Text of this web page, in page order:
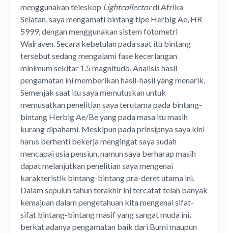
menggunakan teleskop Lightcollectordi Afrika
Selatan, saya mengamati bintang tipe Herbig Ae, HR
5999, dengan menggunakan sistem fotometri
Walraven. Secara kebetulan pada saat itu bintang
tersebut sedang mengalami fase kecerlangan
minimum sekitar 1.5 magnitudo. Analisis hasil
pengamatan ini memberikan hasil-hasil yang menarik.
Semenjak saat itu saya memutuskan untuk
memusatkan penelitian saya terutama pada bintang-
bintang Herbig Ae/Be yang pada masa itu masih
kurang dipahami. Meskipun pada prinsipnya saya kini
harus berhenti bekerja mengingat saya sudah
mencapai usia pensiun, namun saya berharap masih
dapat melanjutkan penelitian saya mengenai
karakteristik bintang-bintang pra-deret utama ini.
Dalam sepuluh tahun terakhir ini tercatat telah banyak
kemajuan dalam pengetahuan kita mengenai sifat-
sifat bintang-bintang masif yang sangat muda ini,
berkat adanya pengamatan baik dari Bumi maupun